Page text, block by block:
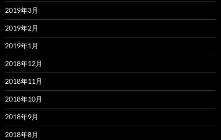
2019年3月
2019年2月
2019年1月
2018年12月
2018年11月
2018年10月
2018年9月
2018年8月